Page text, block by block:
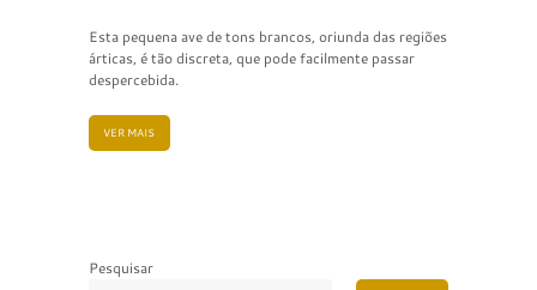
Esta pequena ave de tons brancos, oriunda das regiões
árticas, é tão discreta, que pode facilmente passar
despercebida.
VER MAIS
Pesquisar